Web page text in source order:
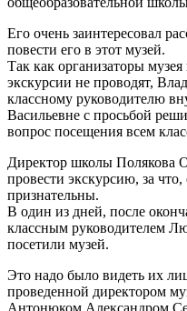
Его очень заинтересовал
повести его в этот музей.
Так как организаторы
экскурсии не проводят,
классному руководителю
Васильевне с просьбой
вопрос посещения всем
Директор школы Полякова
провести экскурсию, за
признательны.
В один из дней, после
классным руководителем
посетили музей.
Это надо было видеть их
проведенной директором
Антонюком Александром